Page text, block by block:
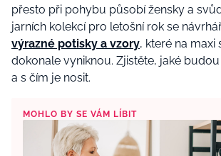
přesto při pohybu působí žensky a
jarních kolekcí pro letošní rok se
výrazné potisky a vzory, které na maxi
dokonale vyniknou. Zjistěte, jaké
a s čím je nosit.
MOHLO BY SE VÁM LÍBIT